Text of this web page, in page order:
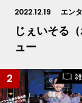
2022.12.19 エン
じぇいそる
ュー
2